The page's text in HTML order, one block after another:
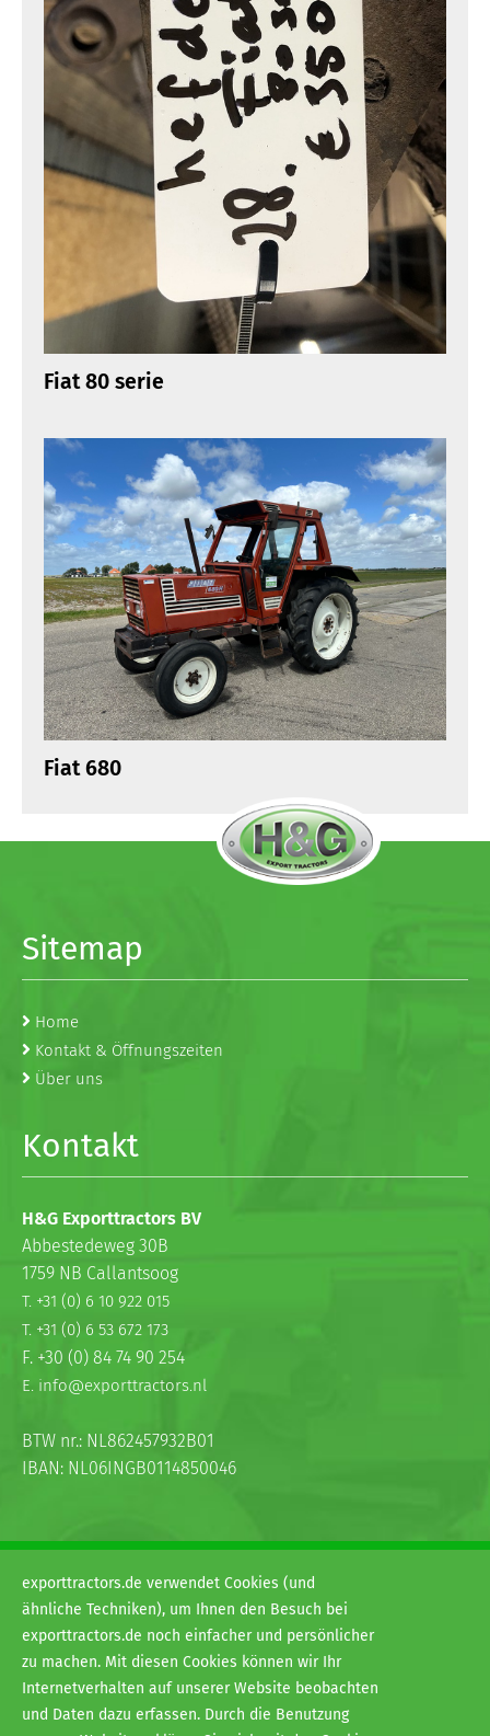
Fiat 80 serie
Fiat 680
Sitemap
Home
Kontakt & Öffnungszeiten
Über uns
Kontakt
H&G Exporttractors BV
Abbestedeweg 30B
1759 NB Callantsoog
T. +31 (0) 6 10 922 015
T. +31 (0) 6 53 672 173
F. +30 (0) 84 74 90 254
E. info@exporttractors.nl
BTW nr.: NL862457932B01
IBAN: NL06INGB0114850046
© 2026
H&G exporttractors
Allgemeine Geschäftsbedingungen
Privacy
exporttractors.de verwendet Cookies (und
ähnliche Techniken), um Ihnen den Besuch bei
exporttractors.de noch einfacher und persönlicher
zu machen. Mit diesen Cookies können wir Ihr
Internetverhalten auf unserer Website beobachten
und Daten dazu erfassen. Durch die Benutzung